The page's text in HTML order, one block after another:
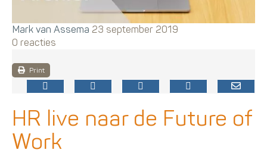
Mark van Assema 23 september 2019
0 reacties
Print
HR live naar de Future of
Work